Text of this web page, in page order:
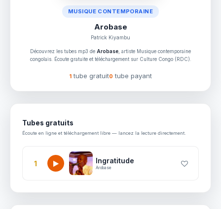
MUSIQUE CONTEMPORAINE
Arobase
Patrick Kiyambu
Découvrez les tubes mp3 de Arobase , artiste Musique contemporaine
congolais. Écoute gratuite et téléchargement sur Culture Congo (RDC).
1 tube gratuit0 tube payant
Tubes gratuits
Écoute en ligne et téléchargement libre — lancez la lecture directement.
1 Ingratitude
Arobase